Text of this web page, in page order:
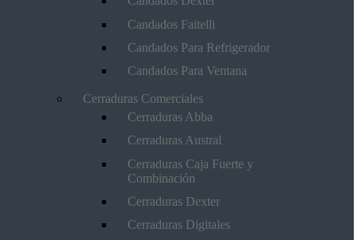
Candados Faitelli
Candados Para Refrigerador
Candados Para Ventana
Cerraduras Comerciales
Cerraduras Abba
Cerraduras Austral
Cerraduras Caja Fuerte y
Combinación
Cerraduras Dexter
Cerraduras Digitales